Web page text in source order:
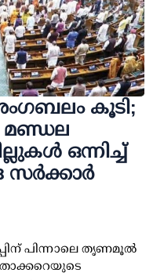
കൂടി;
മണ്ഡല
ഒന്നിച്ച്
സര്‍ക്കാര്‍
പിന്നാലെ തൃണമൂല്‍
താക്കറെയുടെ